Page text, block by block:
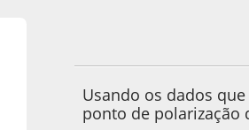
Usando os dados
ponto de polarização